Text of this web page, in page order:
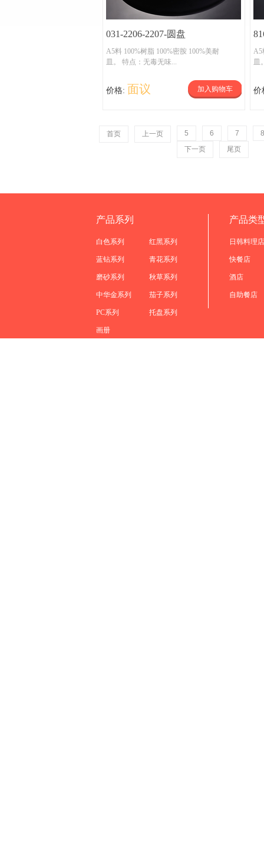
031-2206-2207-圆盘
A5料 100%树脂 100%密胺 100%美耐
皿。 特点：无毒无味...
价格: 面议 加入购物车
A5
皿
首页 上一页 5 6 7
8
下一页
尾页
产品系列
白色系列 红黑系列
蓝钻系列 青花系列
磨砂系列 秋草系列
中华金系列 茄子系列
PC系列 托盘系列
画册
产品类
日韩料理店
快餐店
酒店
自助餐店